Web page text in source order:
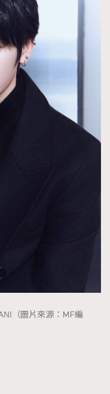
（圖片來源：MF編